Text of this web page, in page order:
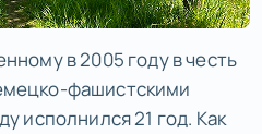
в 2005 году в честь
фашистскими
исполнился 21 год. Как